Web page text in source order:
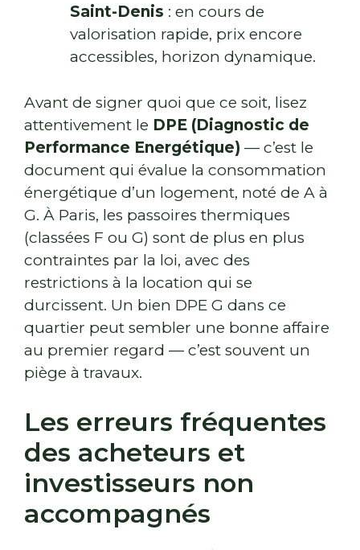
Saint-Denis : en cours de
valorisation rapide, prix encore
accessibles, horizon dynamique.
Avant de signer quoi que ce soit, lisez
attentivement le DPE (Diagnostic de
Performance Energétique) — c’est le
document qui évalue la consommation
énergétique d’un logement, noté de A à
G. À Paris, les passoires thermiques
(classées F ou G) sont de plus en plus
contraintes par la loi, avec des
restrictions à la location qui se
durcissent. Un bien DPE G dans ce
quartier peut sembler une bonne affaire
au premier regard — c’est souvent un
piège à travaux.
Les erreurs fréquentes
des acheteurs et
investisseurs non
accompagnés